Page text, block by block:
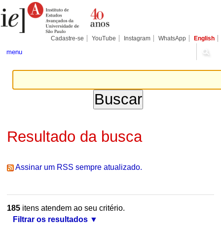
para
conteúdo.
Pessoais
Cadastre-se YouTube Instagram WhatsApp English
menu
Resultado da busca
Assinar um RSS sempre atualizado.
185itens atendem ao seu critério.
Filtrar os resultados